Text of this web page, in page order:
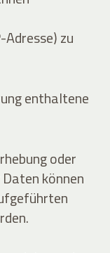
Adresse) zu
enthaltene
oder
können